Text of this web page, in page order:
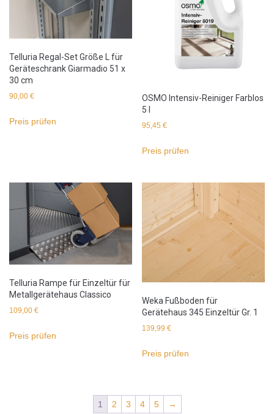
Telluria Regal-Set Größe L für
Geräteschrank Giarmadio 51 x
30 cm
90,00 €
Preis prüfen
OSMO Intensiv-Reiniger Farblos
5 l
95,45€
Preis prüfen
Telluria Rampe für Einzeltür für
Metallgerätehaus Classico
109,00 €
Preis prüfen
Weka Fußboden für
Gerätehaus 345 Einzeltür Gr. 1
139,99€
Preis prüfen
1 2 3 4 5 →